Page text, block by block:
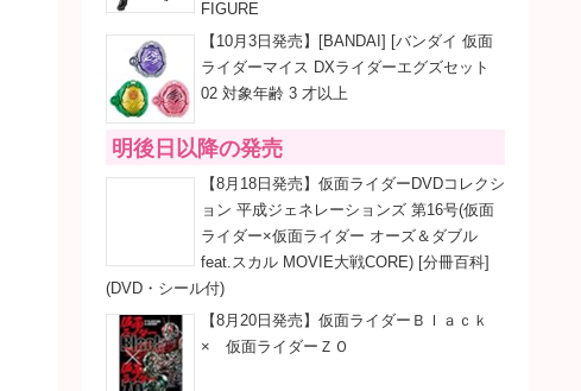
FIGURE
【10月3日発売】[BANDAI] [バンダイ 仮面
ライダーマイス DXライダーエグズセット
02 対象年齢 3 才以上
明後日以降の発売
【8月18日発売】仮面ライダーDVDコレクシ
ョン 平成ジェネレーションズ 第16号(仮面
ライダー×仮面ライダー オーズ＆ダブル
feat.スカル MOVIE大戦CORE) [分冊百科]
(DVD・シール付)
【8月20日発売】仮面ライダーＢｌａｃｋ
× 仮面ライダーＺＯ